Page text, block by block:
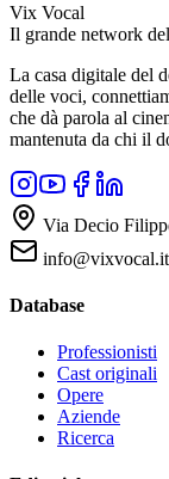
Vix Vocal
Il grande network
La casa digitale del
delle voci,
che dà parola al
mantenuta da chi il
Via Decio
info@vixvocal.it
Database
Professionisti
Cast originali
Opere
Aziende
Ricerca